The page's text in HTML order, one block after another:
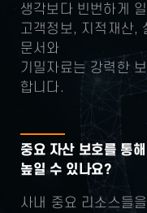
생각보다 빈번하게
고객정보, 지적재산,
문서와
기밀자료는 강력한
합니다.
중요 자산 보호를 통
높일 수 있나요?
사내 중요 리소스들